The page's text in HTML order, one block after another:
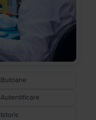
Butoane
Autentificare
Istoric